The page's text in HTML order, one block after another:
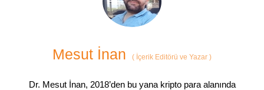
Mesut İnan ( İçerik Editörü ve Yazar )
Dr. Mesut İnan, 2018’den bu yana kripto para alanında